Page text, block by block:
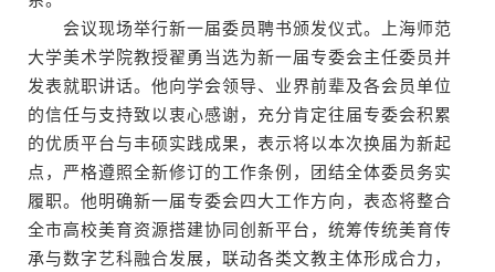
会议现场举行新一届委员聘书颁发仪式。上海师范
大学美术学院教授翟勇当选为新一届专委会主任委员并
发表就职讲话。他向学会领导、业界前辈及各会员单位
的信任与支持致以衷心感谢，充分肯定往届专委会积累
的优质平台与丰硕实践成果，表示将以本次换届为新起
点，严格遵照全新修订的工作条例，团结全体委员务实
履职。他明确新一届专委会四大工作方向，表态将整合
全市高校美育资源搭建协同创新平台，统筹传统美育传
承与数字艺科融合发展，联动各类文教主体形成合力，